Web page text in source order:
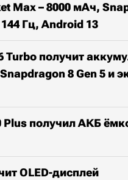
Max – 8000 мАч,
Гц, Android 13
Turbo получит
8 Gen 5 и
Plus получил АКБ
OLED-дисплей